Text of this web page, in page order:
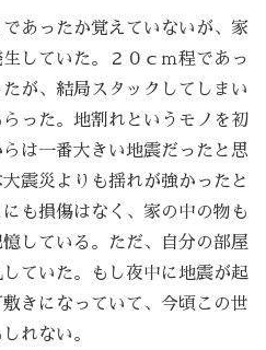
あったか覚えていないが、家
していた。２０ｃｍ程であっ
が、結局スタックしてしまい
った。地割れというモノを初
は一番大きい地震だったと思
震災よりも揺れが強かったと
も損傷はなく、家の中の物も
している。ただ、自分の部屋
ていた。もし夜中に地震が起
きになっていて、今頃この世
れない。